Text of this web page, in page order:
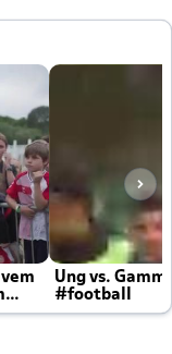
Ung vs.
#football